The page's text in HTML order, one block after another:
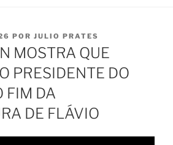
POR JULIO PRATES
MOSTRA QUE
PRESIDENTE DO
FIM DA
DE FLÁVIO